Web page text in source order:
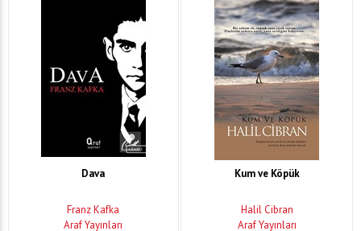
Dava
Franz Kafka
Araf Yayınları
Kum ve Köpük
Halil Cibran
Araf Yayınları